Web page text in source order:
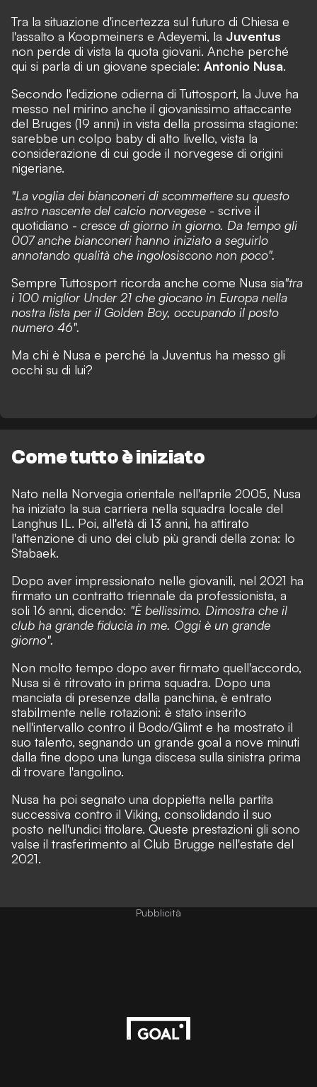
Tra la situazione d'incertezza sul futuro di Chiesa e
l'assalto a Koopmeiners e Adeyemi, la Juventus
non perde di vista la quota giovani. Anche perché
qui si parla di un giovane speciale: Antonio Nusa.
Secondo l'edizione odierna di Tuttosport, la Juve ha
messo nel mirino anche il giovanissimo attaccante
del Bruges (19 anni) in vista della prossima stagione:
sarebbe un colpo baby di alto livello, vista la
considerazione di cui gode il norvegese di origini
nigeriane.
"L a voglia dei bianconeri di scommettere su questo
astro nascente del calcio norvegese - scrive il
quotidiano - cresce di giorno in giorno. Da tempo gli
007 anche bianconeri hanno iniziato a seguirlo
annotando qualità che ingolosiscono non poco".
Sempre Tuttosport ricorda anche come Nusa sia"tra
i 100 miglior Under 21 che giocano in Europa nella
nostra lista per il Golden Boy, occupando il posto
numero 46".
Ma chi è Nusa e perché la Juventus ha messo gli
occhi su di lui?
Come tutto è iniziato
Nato nella Norvegia orientale nell'aprile 2005, Nusa
ha iniziato la sua carriera nella squadra locale del
Langhus IL. Poi, all'età di 13 anni, ha attirato
l'attenzione di uno dei club più grandi della zona: lo
Stabaek.
Dopo aver impressionato nelle giovanili, nel 2021 ha
firmato un contratto triennale da professionista, a
soli 16 anni, dicendo: "È bellissimo. Dimostra che il
club ha grande fiducia in me. Oggi è un grande
giorno".
Non molto tempo dopo aver firmato quell'accordo,
Nusa si è ritrovato in prima squadra. Dopo una
manciata di presenze dalla panchina, è entrato
stabilmente nelle rotazioni: è stato inserito
nell'intervallo contro il Bodo/Glimt e ha mostrato il
suo talento, segnando un grande goal a nove minuti
dalla fine dopo una lunga discesa sulla sinistra prima
di trovare l'angolino.
Nusa ha poi segnato una doppietta nella partita
successiva contro il Viking, consolidando il suo
posto nell'undici titolare. Queste prestazioni gli sono
valse il trasferimento al Club Brugge nell'estate del
2021.
Pubblicità